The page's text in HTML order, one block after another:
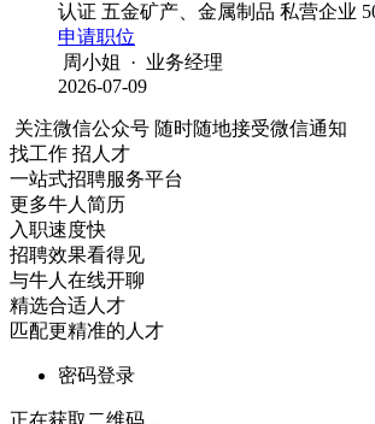
认证 五金矿产、金属制品 私营企业
申请职位
周小姐 · 业务经理
2026-07-09
关注微信公众号 随时随地接受微信通知
找工作 招人才
一站式招聘服务平台
更多牛人简历
入职速度快
招聘效果看得见
与牛人在线开聊
精选合适人才
匹配更精准的人才
密码登录
正在获取二维码...